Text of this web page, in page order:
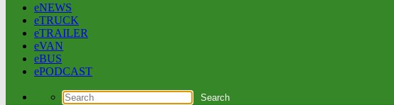
eNEWS
eTRUCK
eTRAILER
eVAN
eBUS
ePODCAST